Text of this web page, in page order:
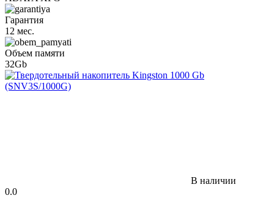
Гарантия
12 мес.
Объем памяти
32Gb
В наличии
0.0